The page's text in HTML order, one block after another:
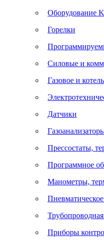
Оборудование
Горелки
Силовые и
Газовое и
Датчики
Прессостаты,
Программное
Манометры,
Приборы